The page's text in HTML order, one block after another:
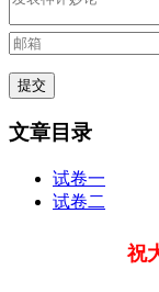
文章目录
试卷一
试卷二
祝